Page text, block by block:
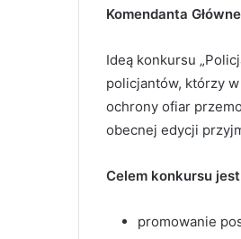
Komendanta
Ideą konkursu
policjantów, którzy
ochrony ofiar
obecnej edycji
Celem konkursu
promowanie